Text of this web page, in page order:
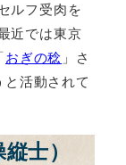
ルフ受肉を
近では東京
おぎの稔 」さ
活動されて
士）